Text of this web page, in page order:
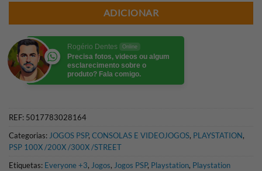
ADICIONAR
Rogério Dentes Online
Precisa fotos, videos ou algum
esclarecimento sobre o
produto? Fala comigo.
REF: 5017783028164
Categorias:JOGOS PSP, CONSOLAS E VIDEOJOGOS, PLAYSTATION,
PSP 100X /200X /300X /STREET
Etiquetas: Everyone +3, Jogos, Jogos PSP, Playstation, Playstation